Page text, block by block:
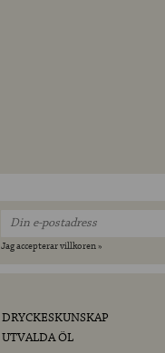
Jag accepterar villkoren »
DRYCKESKUNSKAP
UTVALDA ÖL